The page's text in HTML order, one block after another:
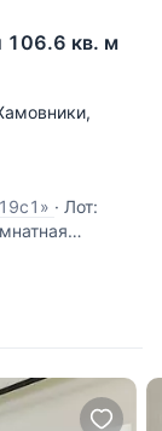
106.6 кв. м
,
· Лот:
106,6 кв.м., в
со своим